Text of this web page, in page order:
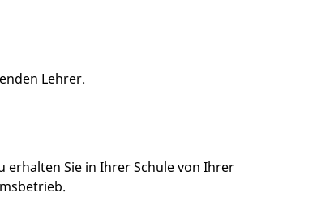
Lehrer.
Sie in Ihrer Schule von Ihrer